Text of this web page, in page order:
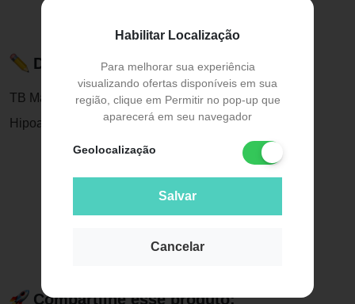
Habilitar Localização
Para melhorar sua experiência
visualizando ofertas disponíveis em sua
região, clique em Permitir no pop-up que
aparecerá em seu navegador
Geolocalização
Salvar
Cancelar
Descrição do Produto
TB Make Pausa para Feminices Bruna Tavares
Hipoalergênica Matte - Base Líquida 40g
Compartilhe esse produto: